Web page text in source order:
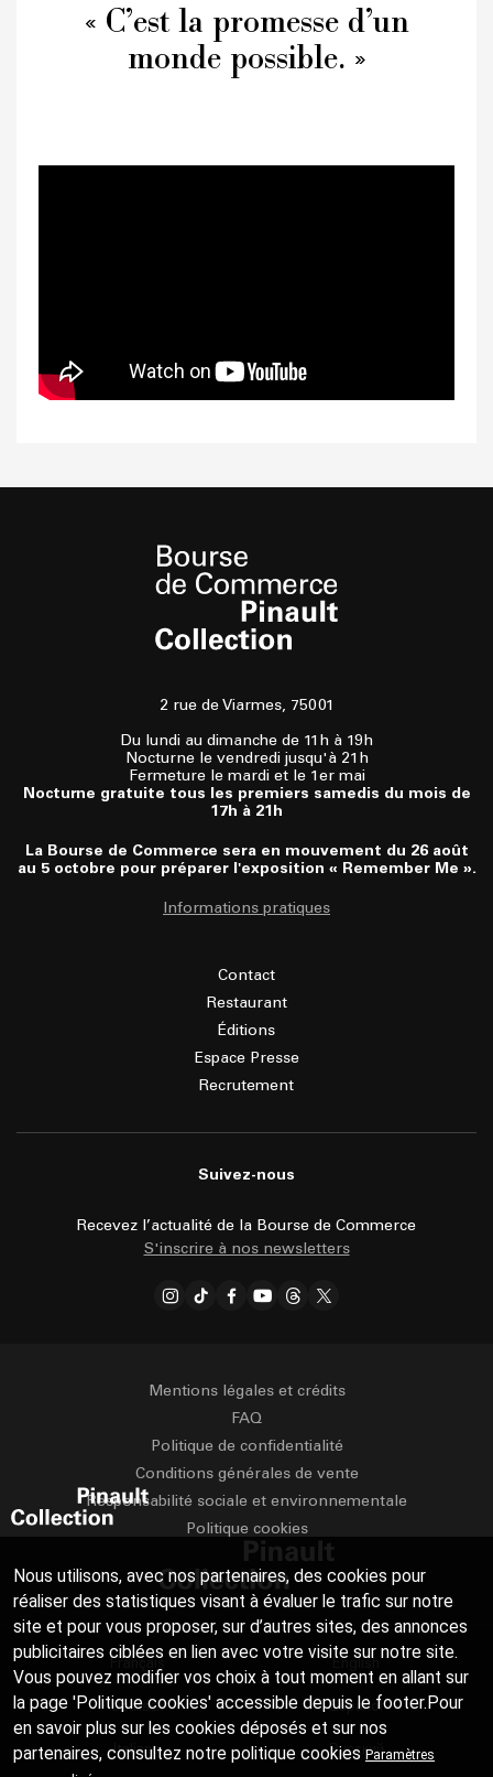
« C’est la promesse d’un
monde possible. »
2 rue de Viarmes, 75001
Du lundi au dimanche de 11h à 19h
Nocturne le vendredi jusqu'à 21h
Fermeture le mardi et le 1er mai
Nocturne gratuite tous les premiers samedis du mois de
17h à 21h
La Bourse de Commerce sera en mouvement du 26 août
au 5 octobre pour préparer l'exposition « Remember Me ».
Informations pratiques
Contact
Restaurant
Éditions
Espace Presse
Recrutement
Suivez-nous
Recevez l’actualité de la Bourse de Commerce
S'inscrire à nos newsletters
Mentions légales et crédits
FAQ
Politique de confidentialité
Conditions générales de vente
Responsabilité sociale et environnementale
Politique cookies
Français English
Deutsch Español
Italiano Русский
Nous utilisons, avec nos partenaires, des cookies pour
réaliser des statistiques visant à évaluer le trafic sur notre
site et pour vous proposer, sur d’autres sites, des annonces
publicitaires ciblées en lien avec votre visite sur notre site.
Vous pouvez modifier vos choix à tout moment en allant sur
la page 'Politique cookies' accessible depuis le footer.Pour
en savoir plus sur les cookies déposés et sur nos
partenaires, consultez notre politique cookies Paramètres